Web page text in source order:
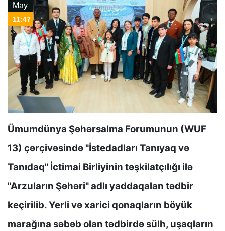
May
11:47
Ümumdünya Şəhərsalma Forumunun (WUF
13) çərçivəsində "İstedadları Tanıyaq və
Tanıdaq" İctimai Birliyinin təşkilatçılığı ilə
"Arzuların Şəhəri" adlı yaddaqalan tədbir
keçirilib. Yerli və xarici qonaqların böyük
marağına səbəb olan tədbirdə sülh, uşaqların